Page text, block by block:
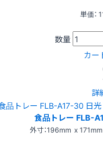
単価：
数量
カー
詳
食品トレー FLB-
外寸：196mm x